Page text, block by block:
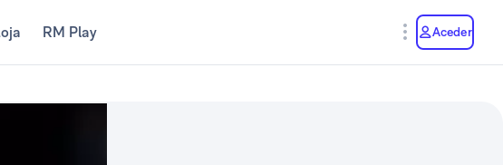
RM Play Aceder